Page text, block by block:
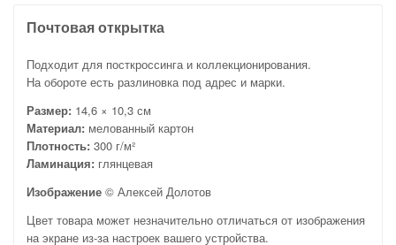
Почтовая открытка
Подходит для посткроссинга и коллекционирования.
На обороте есть разлиновка под адрес и марки.
Размер: 14,6 × 10,3 см
Материал: мелованный картон
Плотность: 300 г/м²
Ламинация: глянцевая
Изображение © Алексей Долотов
Цвет товара может незначительно отличаться от изображения
на экране из-за настроек вашего устройства.